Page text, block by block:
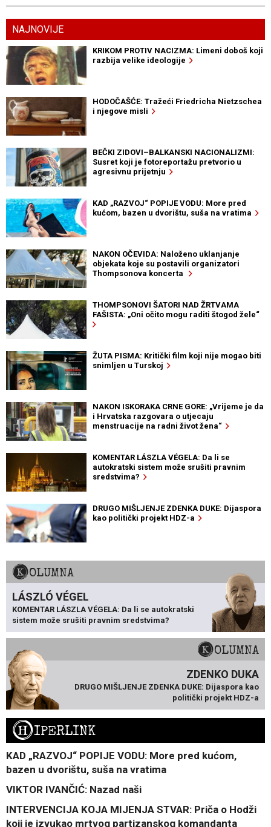
NAJNOVIJE
KRIKOM PROTIV NACIZMA: Limeni doboš koji
razbija velike ideologije
HODOČAŠĆE: Tražeći Friedricha Nietzschea
i njegove misli
BEČKI ZIDOVI–BALKANSKI NACIONALIZMI:
Susret koji je fotoreportažu pretvorio u
agresivnu prijetnju
KAD „RAZVOJ“ POPIJE VODU: More pred
kućom, bazen u dvorištu, suša na vratima
NAKON OČEVIDA: Naloženo uklanjanje
objekata koje su postavili organizatori
Thompsonova koncerta
THOMPSONOVI ŠATORI NAD ŽRTVAMA
FAŠISTA: „Oni očito mogu raditi štogod žele“
ŽUTA PISMA: Kritički film koji nije mogao biti
snimljen u Turskoj
NAKON ISKORAKA CRNE GORE: „Vrijeme je da
i Hrvatska razgovara o utjecaju
menstruacije na radni život žena“
KOMENTAR LÁSZLA VÉGELA: Da li se
autokratski sistem može srušiti pravnim
sredstvima?
DRUGO MIŠLJENJE ZDENKA DUKE: Dijaspora
kao politički projekt HDZ-a
KOLUMNA
LÁSZLÓ VÉGEL
KOMENTAR LÁSZLA VÉGELA: Da li se autokratski
sistem može srušiti pravnim sredstvima?
KOLUMNA
ZDENKO DUKA
DRUGO MIŠLJENJE ZDENKA DUKE: Dijaspora kao
politički projekt HDZ-a
HIPERLINK
KAD „RAZVOJ“ POPIJE VODU: More pred kućom,
bazen u dvorištu, suša na vratima
VIKTOR IVANČIĆ: Nazad naši
INTERVENCIJA KOJA MIJENJA STVAR: Priča o Hodži
koji je izvukao mrtvog partizanskog komandanta